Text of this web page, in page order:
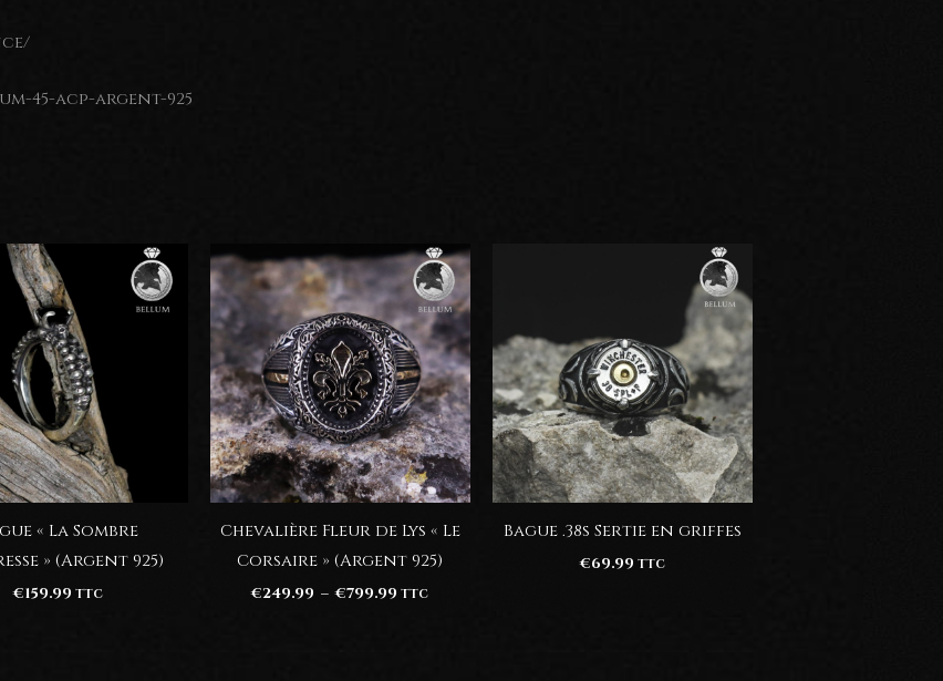
45-acp-argent-925
« La Sombre
» (Argent 925)
€159.99 TTC
Chevalière Fleur de Lys « Le
Corsaire » (Argent 925)
€249.99 – €799.99 Plage
TTC
Bague .38s Sertie en griffes
€69.99 TTC